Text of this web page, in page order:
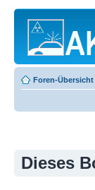
Foren-Übersicht
Dieses